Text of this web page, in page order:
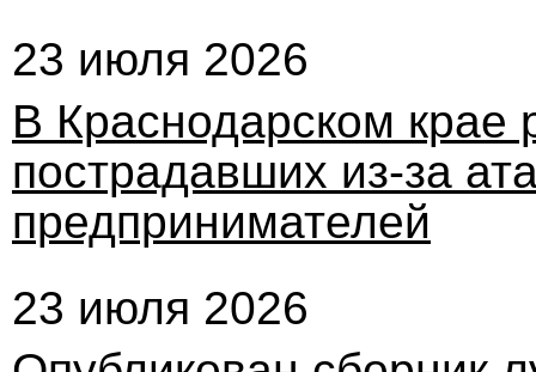
23 июля 2026
В Краснодарском крае
пострадавших из-за
предпринимателей
23 июля 2026